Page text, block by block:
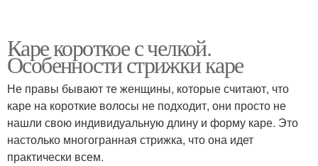
Каре короткое с челкой.
Особенности стрижки каре
Не правы бывают те женщины, которые считают, что
каре на короткие волосы не подходит, они просто не
нашли свою индивидуальную длину и форму каре. Это
настолько многогранная стрижка, что она идет
практически всем.